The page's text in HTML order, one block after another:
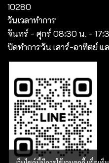
10280
วันเวลาทำการ
จันทร์ - ศุกร์ 08:30 น. -
ปิดทำการวัน เสาร์-อาทิตย์